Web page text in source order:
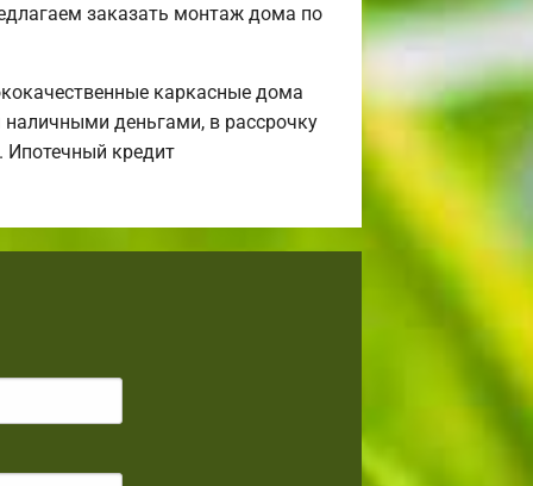
заказать монтаж дома по
каркасные дома
деньгами, в рассрочку
Ипотечный кредит